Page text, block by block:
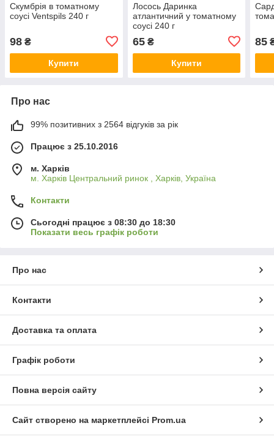
Скумбрія в томатному
соусі Ventspils 240 г
98 ₴
Купити
Лосось Даринка
атлантичний у томатному
соусі 240 г
65₴
Купити
85
Про нас
99% позитивних з 2564 відгуків за рік
Працює з 25.10.2016
м. Харків
м. Харків Центральний ринок , Харків, Україна
Контакти
Сьогодні працює з 08:30 до 18:30
Показати весь графік роботи
Про нас
Контакти
Доставка та оплата
Графік роботи
Повна версія сайту
Сайт створено на маркетплейсі Prom.ua